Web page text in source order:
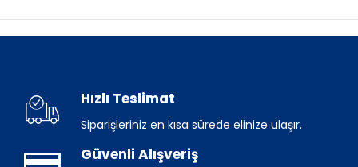
Hızlı Teslimat
Siparişleriniz en kısa sürede elinize ulaşır.
Güvenli Alışveriş